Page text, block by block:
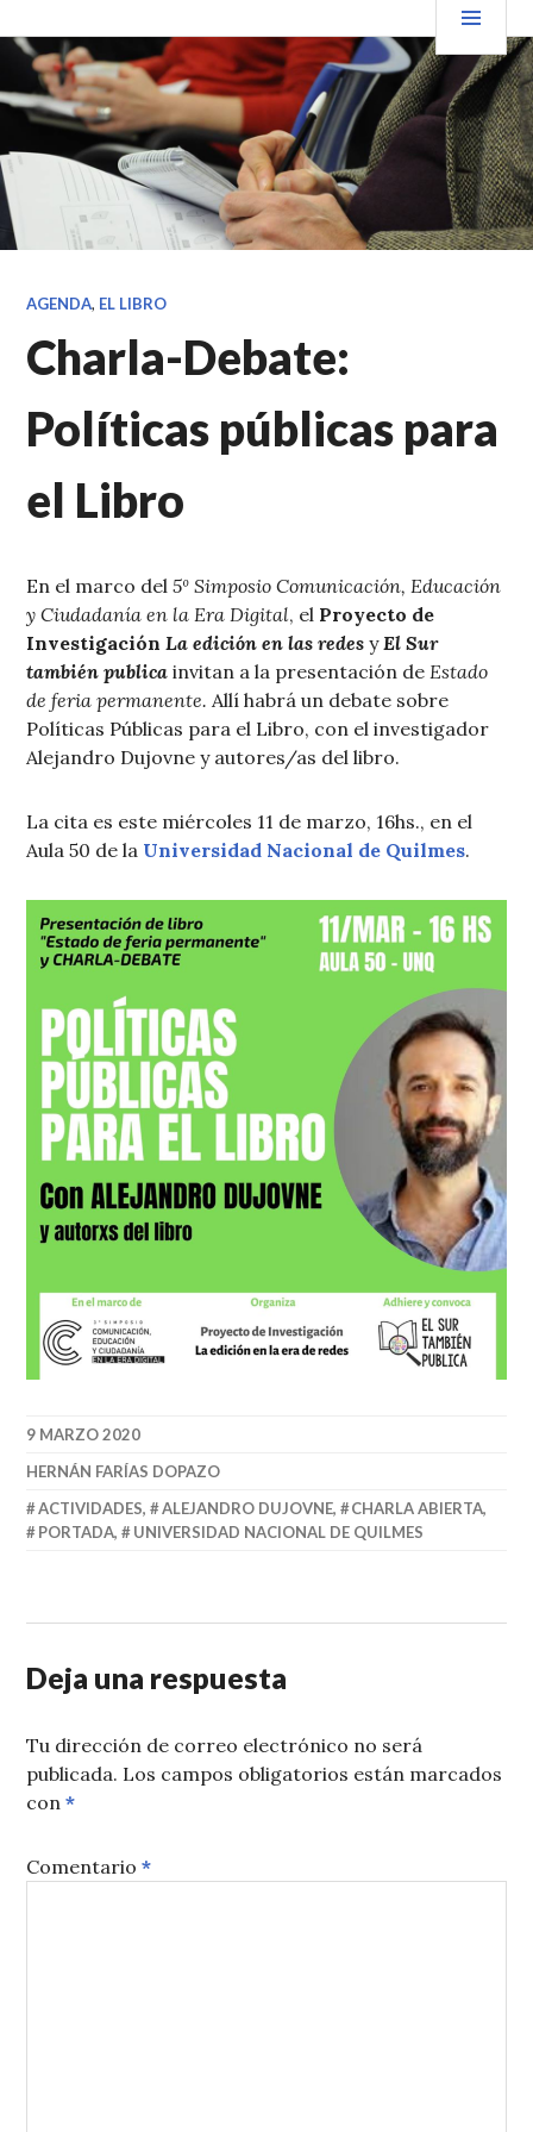
al
contenido.
VENDER+LIBROS NOTICIAS
AGENDA, EL LIBRO
Charla-Debate:
Políticas públicas para
el Libro
En el marco del5º Simposio Comunicación, Educación
y Ciudadanía en la Era Digital, el Proyecto de
InvestigaciónLa edición en las redesyEl Sur
también publica invitan a la presentación deEstado
de feria permanente. Allí habrá un debate sobre
Políticas Públicas para el Libro, con el investigador
Alejandro Dujovne y autores/as del libro.
La cita es este miércoles 11 de marzo, 16hs., en el
Aula 50 de la Universidad Nacional de Quilmes.
9 MARZO 2020
HERNÁN FARÍAS DOPAZO
ACTIVIDADES, ALEJANDRO DUJOVNE, CHARLA ABIERTA,
PORTADA, UNIVERSIDAD NACIONAL DE QUILMES
Deja una respuesta
Tu dirección de correo electrónico no será
publicada. Los campos obligatorios están marcados
con*
Comentario*